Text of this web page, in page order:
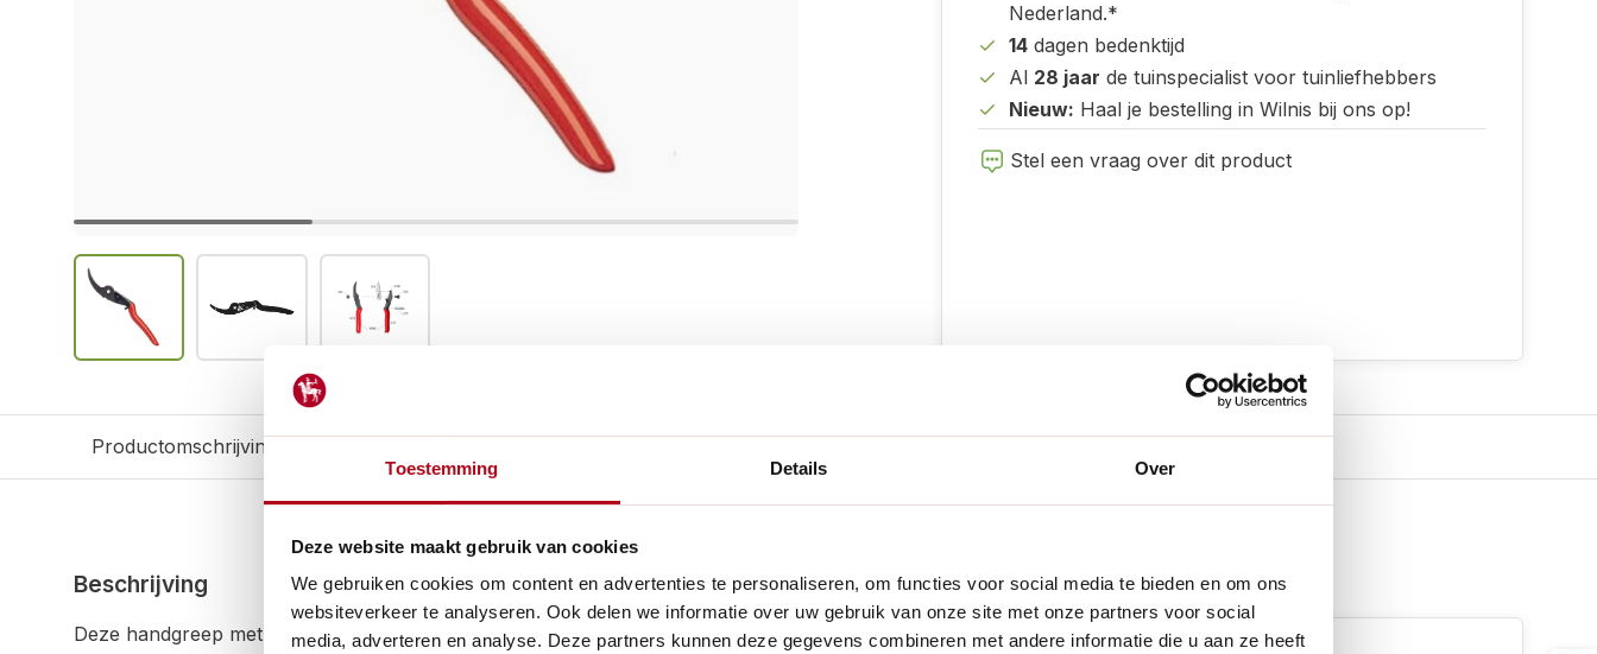
Toestemming Details Over
Deze website maakt gebruik van cookies
We gebruiken cookies om content en advertenties te personaliseren, om functies voor social media te bieden en om ons
websiteverkeer te analyseren. Ook delen we informatie over uw gebruik van onze site met onze partners voor social
media, adverteren en analyse. Deze partners kunnen deze gegevens combineren met andere informatie die u aan ze heeft
Nederland.*
14 dagen bedenktijd
Al 28 jaar de tuinspecialist voor tuinliefhebbers
Nieuw: Haal je bestelling in Wilnis bij ons op!
Stel een vraag over dit product
Productomschrijving
Beschrijving
Deze handgreep met smal ondermes is geschikt voor Felco 5 snoeischaar. Een
Handig voor erbij